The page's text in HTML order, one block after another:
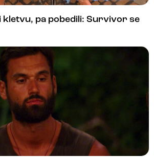
pa pobedili: Survivor se